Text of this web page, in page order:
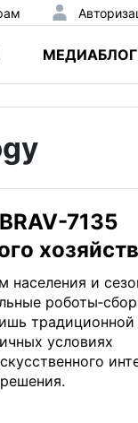
МЕДИАБЛОГ
7135
населения и
традиционной
условиях